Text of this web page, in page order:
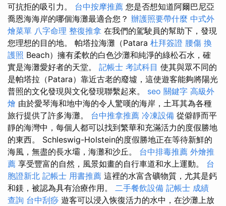
可抗拒的吸引力。 台中按摩推薦 您是否想知道阿爾巴尼亞
喬恩海海岸的哪個海灘最適合您？ 辦護照要帶什麼 中式外
燴菜單 八字命理 整復推拿 在我們的駕駛員的幫助下，發現
您理想的目的地。 帕塔拉海灘（Patara 杜拜簽證 腰傷 換
護照 Beach）擁有柔軟的白色沙灘和純淨的綠松石水，確
實是海灘愛好者的天堂。 記帳士 考試科目 使其與眾不同的
是帕塔拉（Patara）靠近古老的廢墟，這使遊客能夠將陽光
普照的文化發現與文化發現聯繫起來。 seo 關鍵字 高級外
燴 由於愛琴海和地中海的令人驚嘆的海岸，土耳其為各種
旅行提供了許多海灘。 台中推拿推薦 冷凍設備 從僻靜而平
靜的海灣中，每個人都可以找到繁華和充滿活力的度假勝地
的東西。 Schleswig-Holstein的度假勝地正在等待新鮮的
海風，無盡的長水壩，海灘和沙丘。 台中排毒推薦 外燴推
薦 享受豐富的自然，風景如畫的自行車道和水上運動。 台
胞證新北 記帳士 用書推薦 這裡的水富含礦物質，尤其是鈣
和鎂，被認為具有治療作用。 二手餐飲設備 記帳士 成績
查詢 台中刮痧 遊客可以浸入恢復活力的水中，在沙灘上放